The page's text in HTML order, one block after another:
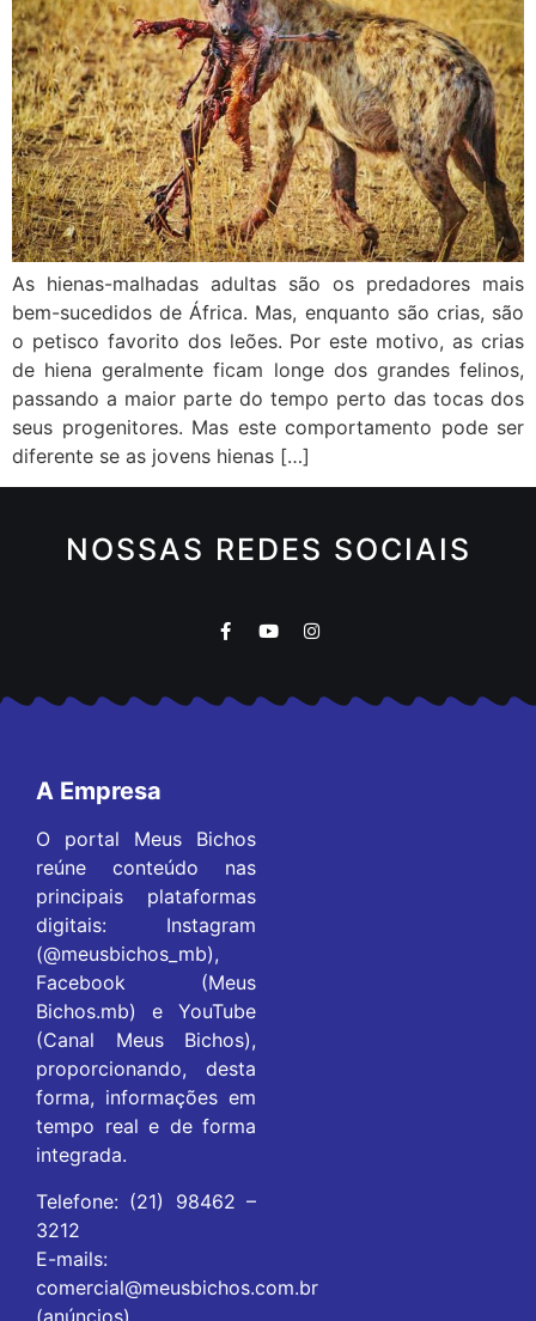
As hienas-malhadas adultas são os predadores mais
bem-sucedidos de África. Mas, enquanto são crias, são
o petisco favorito dos leões. Por este motivo, as crias
de hiena geralmente ficam longe dos grandes felinos,
passando a maior parte do tempo perto das tocas dos
seus progenitores. Mas este comportamento pode ser
diferente se as jovens hienas […]
NOSSAS REDES SOCIAIS
A Empresa
O portal Meus Bichos
reúne conteúdo nas
principais plataformas
digitais: Instagram
(@meusbichos_mb),
Facebook (Meus
Bichos.mb) e YouTube
(Canal Meus Bichos),
proporcionando, desta
forma, informações em
tempo real e de forma
integrada.
Telefone: (21) 98462 –
3212
E-mails:
comercial@meusbichos.com.br
(anúncios)